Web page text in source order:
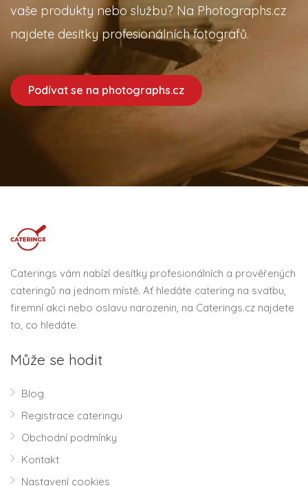
vaše produkty nebo službu? Na Photographs.cz
najdete desítky profesionálních fotografů.
Podívat se na photographs.cz
Caterings vám nabízí desítky profesionálních a prověřených
cateringů na jednom místě. Ať hledáte catering na svatbu,
firemní akci nebo oslavu narozenin, na Caterings.cz najdete
to, co hledáte.
Může se hodit
Blog
Registrace cateringu
Obchodní podmínky
Kontakt
Nastavení cookies